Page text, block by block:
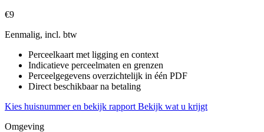
€9
Eenmalig, incl. btw
Perceelkaart met ligging en context
Indicatieve perceelmaten en grenzen
Perceelgegevens overzichtelijk in één PDF
Direct beschikbaar na betaling
Kies huisnummer en bekijk rapport Bekijk wat u krijgt
Omgeving